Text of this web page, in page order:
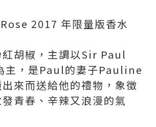
2017 年限量版香水
紅胡椒，主調以Sir Paul
主，是Paul的妻子Pauline
來而送給他的禮物，象徵
青春、辛辣又浪漫的氣